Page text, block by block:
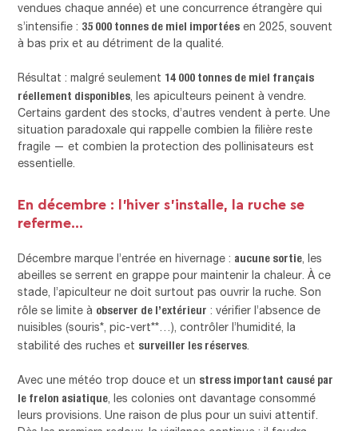
vendues chaque année) et une concurrence étrangère qui
s’intensifie : 35 000 tonnes de miel importées en 2025, souvent
à bas prix et au détriment de la qualité.
Résultat : malgré seulement 14 000 tonnes de miel français
réellement disponibles , les apiculteurs peinent à vendre.
Certains gardent des stocks, d’autres vendent à perte. Une
situation paradoxale qui rappelle combien la filière reste
fragile — et combien la protection des pollinisateurs est
essentielle.
En décembre : l’hiver s’installe, la ruche se
referme…
Décembre marque l’entrée en hivernage : aucune sortie , les
abeilles se serrent en grappe pour maintenir la chaleur. À ce
stade, l’apiculteur ne doit surtout pas ouvrir la ruche. Son
rôle se limite à observer de l’extérieur : vérifier l’absence de
nuisibles (souris*, pic-vert**…), contrôler l’humidité, la
stabilité des ruches et surveiller les réserves
Avec une météo trop douce et un stress important causé par
le frelon asiatique , les colonies ont davantage consommé
leurs provisions. Une raison de plus pour un suivi attentif.